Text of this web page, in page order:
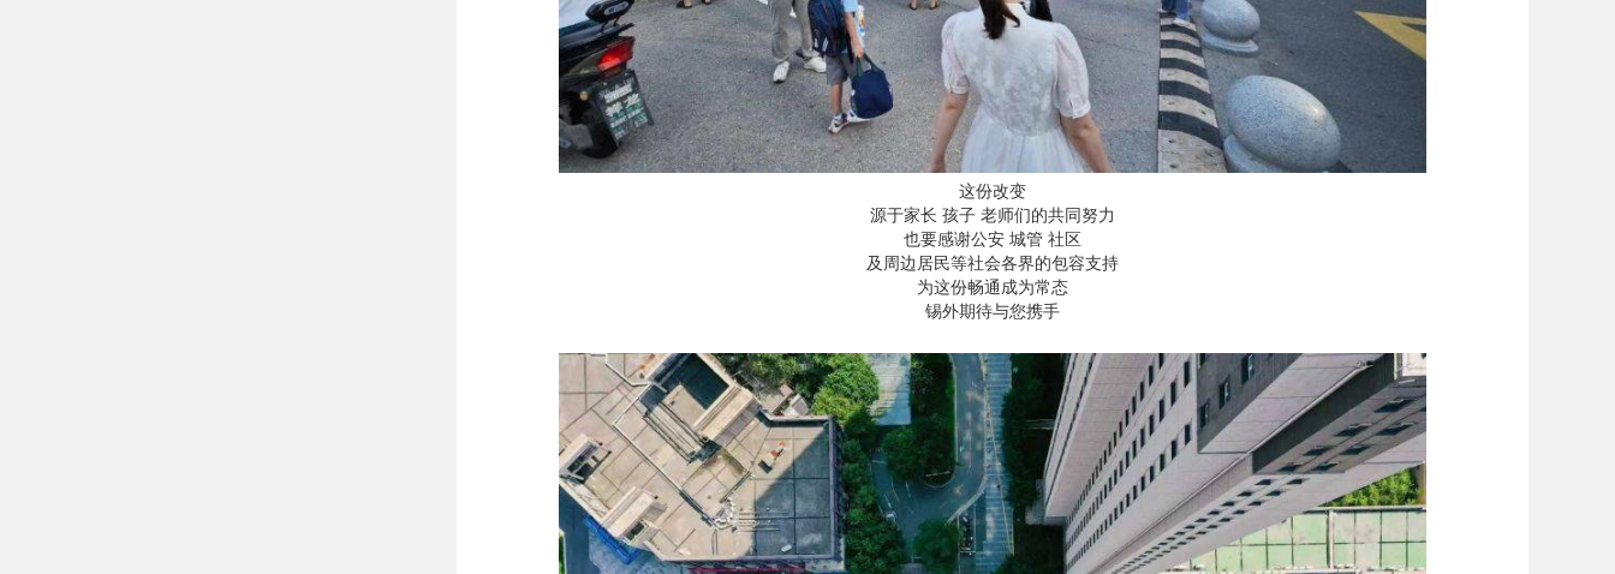
这份改变
源于家长 孩子 老师们的共同努力
也要感谢公安 城管 社区
及周边居民等社会各界的包容支持
为这份畅通成为常态
锡外期待与您携手